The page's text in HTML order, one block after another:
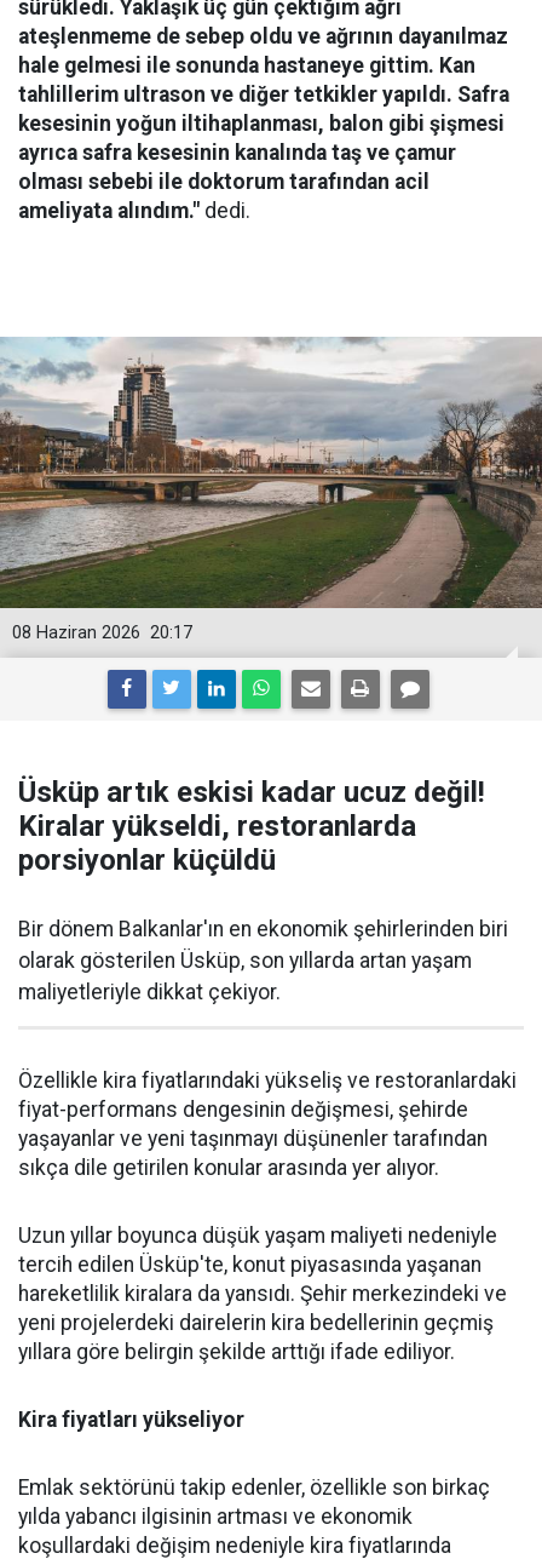
sürükledi. Yaklaşık üç gün çektiğim ağrı
ateşlenmeme de sebep oldu ve ağrının dayanılmaz
hale gelmesi ile sonunda hastaneye gittim. Kan
tahlillerim ultrason ve diğer tetkikler yapıldı. Safra
kesesinin yoğun iltihaplanması, balon gibi şişmesi
ayrıca safra kesesinin kanalında taş ve çamur
olması sebebi ile doktorum tarafından acil
ameliyata alındım." dedi.
20:17
08 Haziran 2026
Üsküp artık eskisi kadar ucuz değil!
Kiralar yükseldi, restoranlarda
porsiyonlar küçüldü
Bir dönem Balkanlar'ın en ekonomik şehirlerinden biri
olarak gösterilen Üsküp, son yıllarda artan yaşam
maliyetleriyle dikkat çekiyor.
Özellikle kira fiyatlarındaki yükseliş ve restoranlardaki
fiyat-performans dengesinin değişmesi, şehirde
yaşayanlar ve yeni taşınmayı düşünenler tarafından
sıkça dile getirilen konular arasında yer alıyor.
Uzun yıllar boyunca düşük yaşam maliyeti nedeniyle
tercih edilen Üsküp'te, konut piyasasında yaşanan
hareketlilik kiralara da yansıdı. Şehir merkezindeki ve
yeni projelerdeki dairelerin kira bedellerinin geçmiş
yıllara göre belirgin şekilde arttığı ifade ediliyor.
Kira fiyatları yükseliyor
Emlak sektörünü takip edenler, özellikle son birkaç
yılda yabancı ilgisinin artması ve ekonomik
koşullardaki değişim nedeniyle kira fiyatlarında